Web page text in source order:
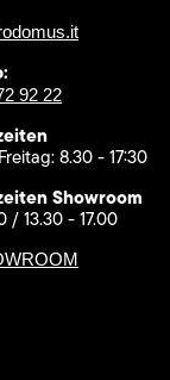
92 22
8.30 - 17:30
Showroom
13.30 - 17.00